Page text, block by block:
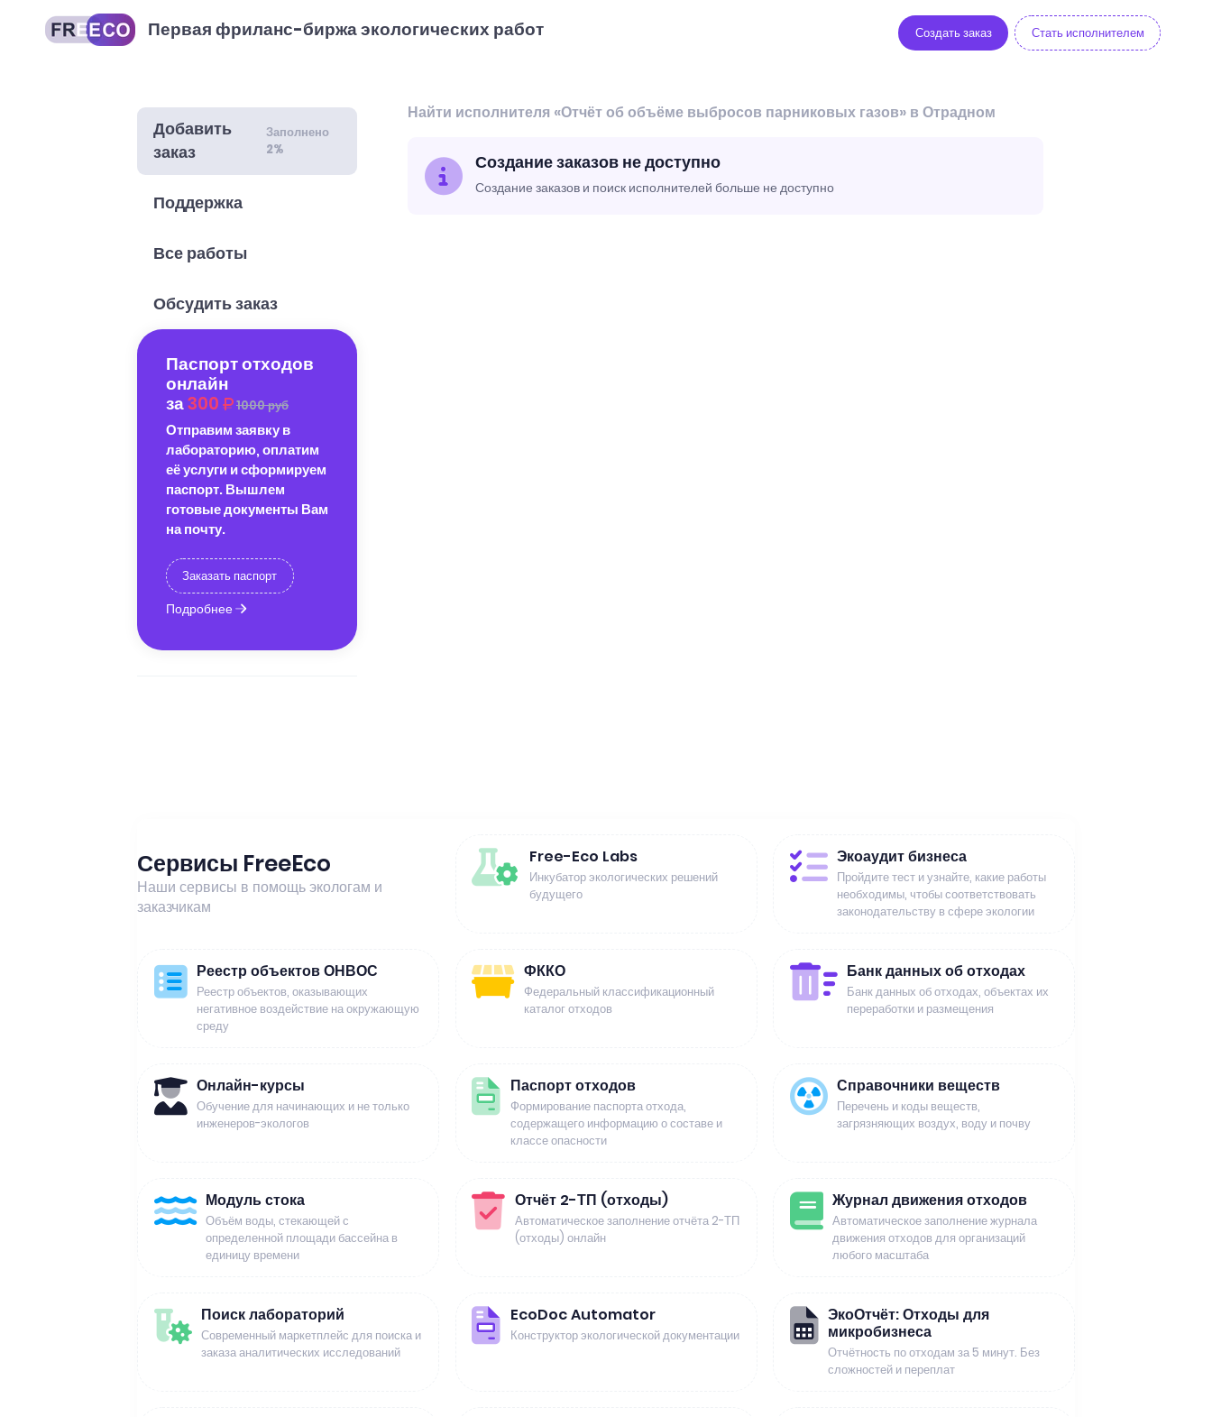
Первая фриланс-биржа экологических работ Создать заказ Стать исполнителем
Добавить
заказ
Заполнено
2%
Поддержка
Все работы
Обсудить заказ
Паспорт отходов
онлайн
за300 1000 руб
Отправим заявку в
лабораторию, оплатим
её услуги и сформируем
паспорт. Вышлем
готовые документы Вам
на почту.
Заказать паспорт
Подробнее
Найти исполнителя «Отчёт об объёме выбросов парниковых газов» в Отрадном
Создание заказов не доступно
Создание заказов и поиск исполнителей больше не доступно
Сервисы FreeEco
Наши сервисы в помощь экологам и
заказчикам
Free-Eco Labs
Инкубатор экологических решений
будущего
Экоаудит бизнеса
Пройдите тест и узнайте, какие работы
необходимы, чтобы соответствовать
законодательству в сфере экологии
Реестр объектов ОНВОС
Реестр объектов, оказывающих
негативное воздействие на окружающую
среду
ФККО
Федеральный классификационный
каталог отходов
Банк данных об отходах
Банк данных об отходах, объектах их
переработки и размещения
Онлайн-курсы
Обучение для начинающих и не только
инженеров-экологов
Паспорт отходов
Формирование паспорта отхода,
содержащего информацию о составе и
классе опасности
Справочники веществ
Перечень и коды веществ,
загрязняющих воздух, воду и почву
Модуль стока
Объём воды, стекающей с
определенной площади бассейна в
единицу времени
Отчёт 2-ТП (отходы)
Автоматическое заполнение отчёта 2-ТП
(отходы) онлайн
Журнал движения отходов
Автоматическое заполнение журнала
движения отходов для организаций
любого масштаба
Поиск лабораторий
Современный маркетплейс для поиска и
заказа аналитических исследований
EcoDoc Automator
Конструктор экологической документации
ЭкоОтчёт: Отходы для
микробизнеса
Отчётность по отходам за 5 минут. Без
сложностей и переплат